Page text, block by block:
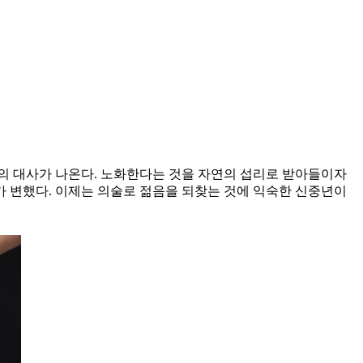
대사가 나온다. 노화한다는 것을 자연의 섭리로 받아들이자
했다. 이제는 의술로 젊음을 되찾는 것에 익숙한 신중년이